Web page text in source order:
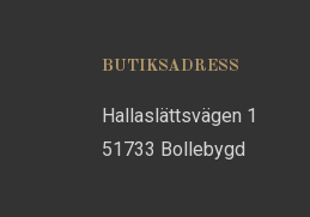
BUTIKSADRESS
Hallaslättsvägen 1
51733 Bollebygd